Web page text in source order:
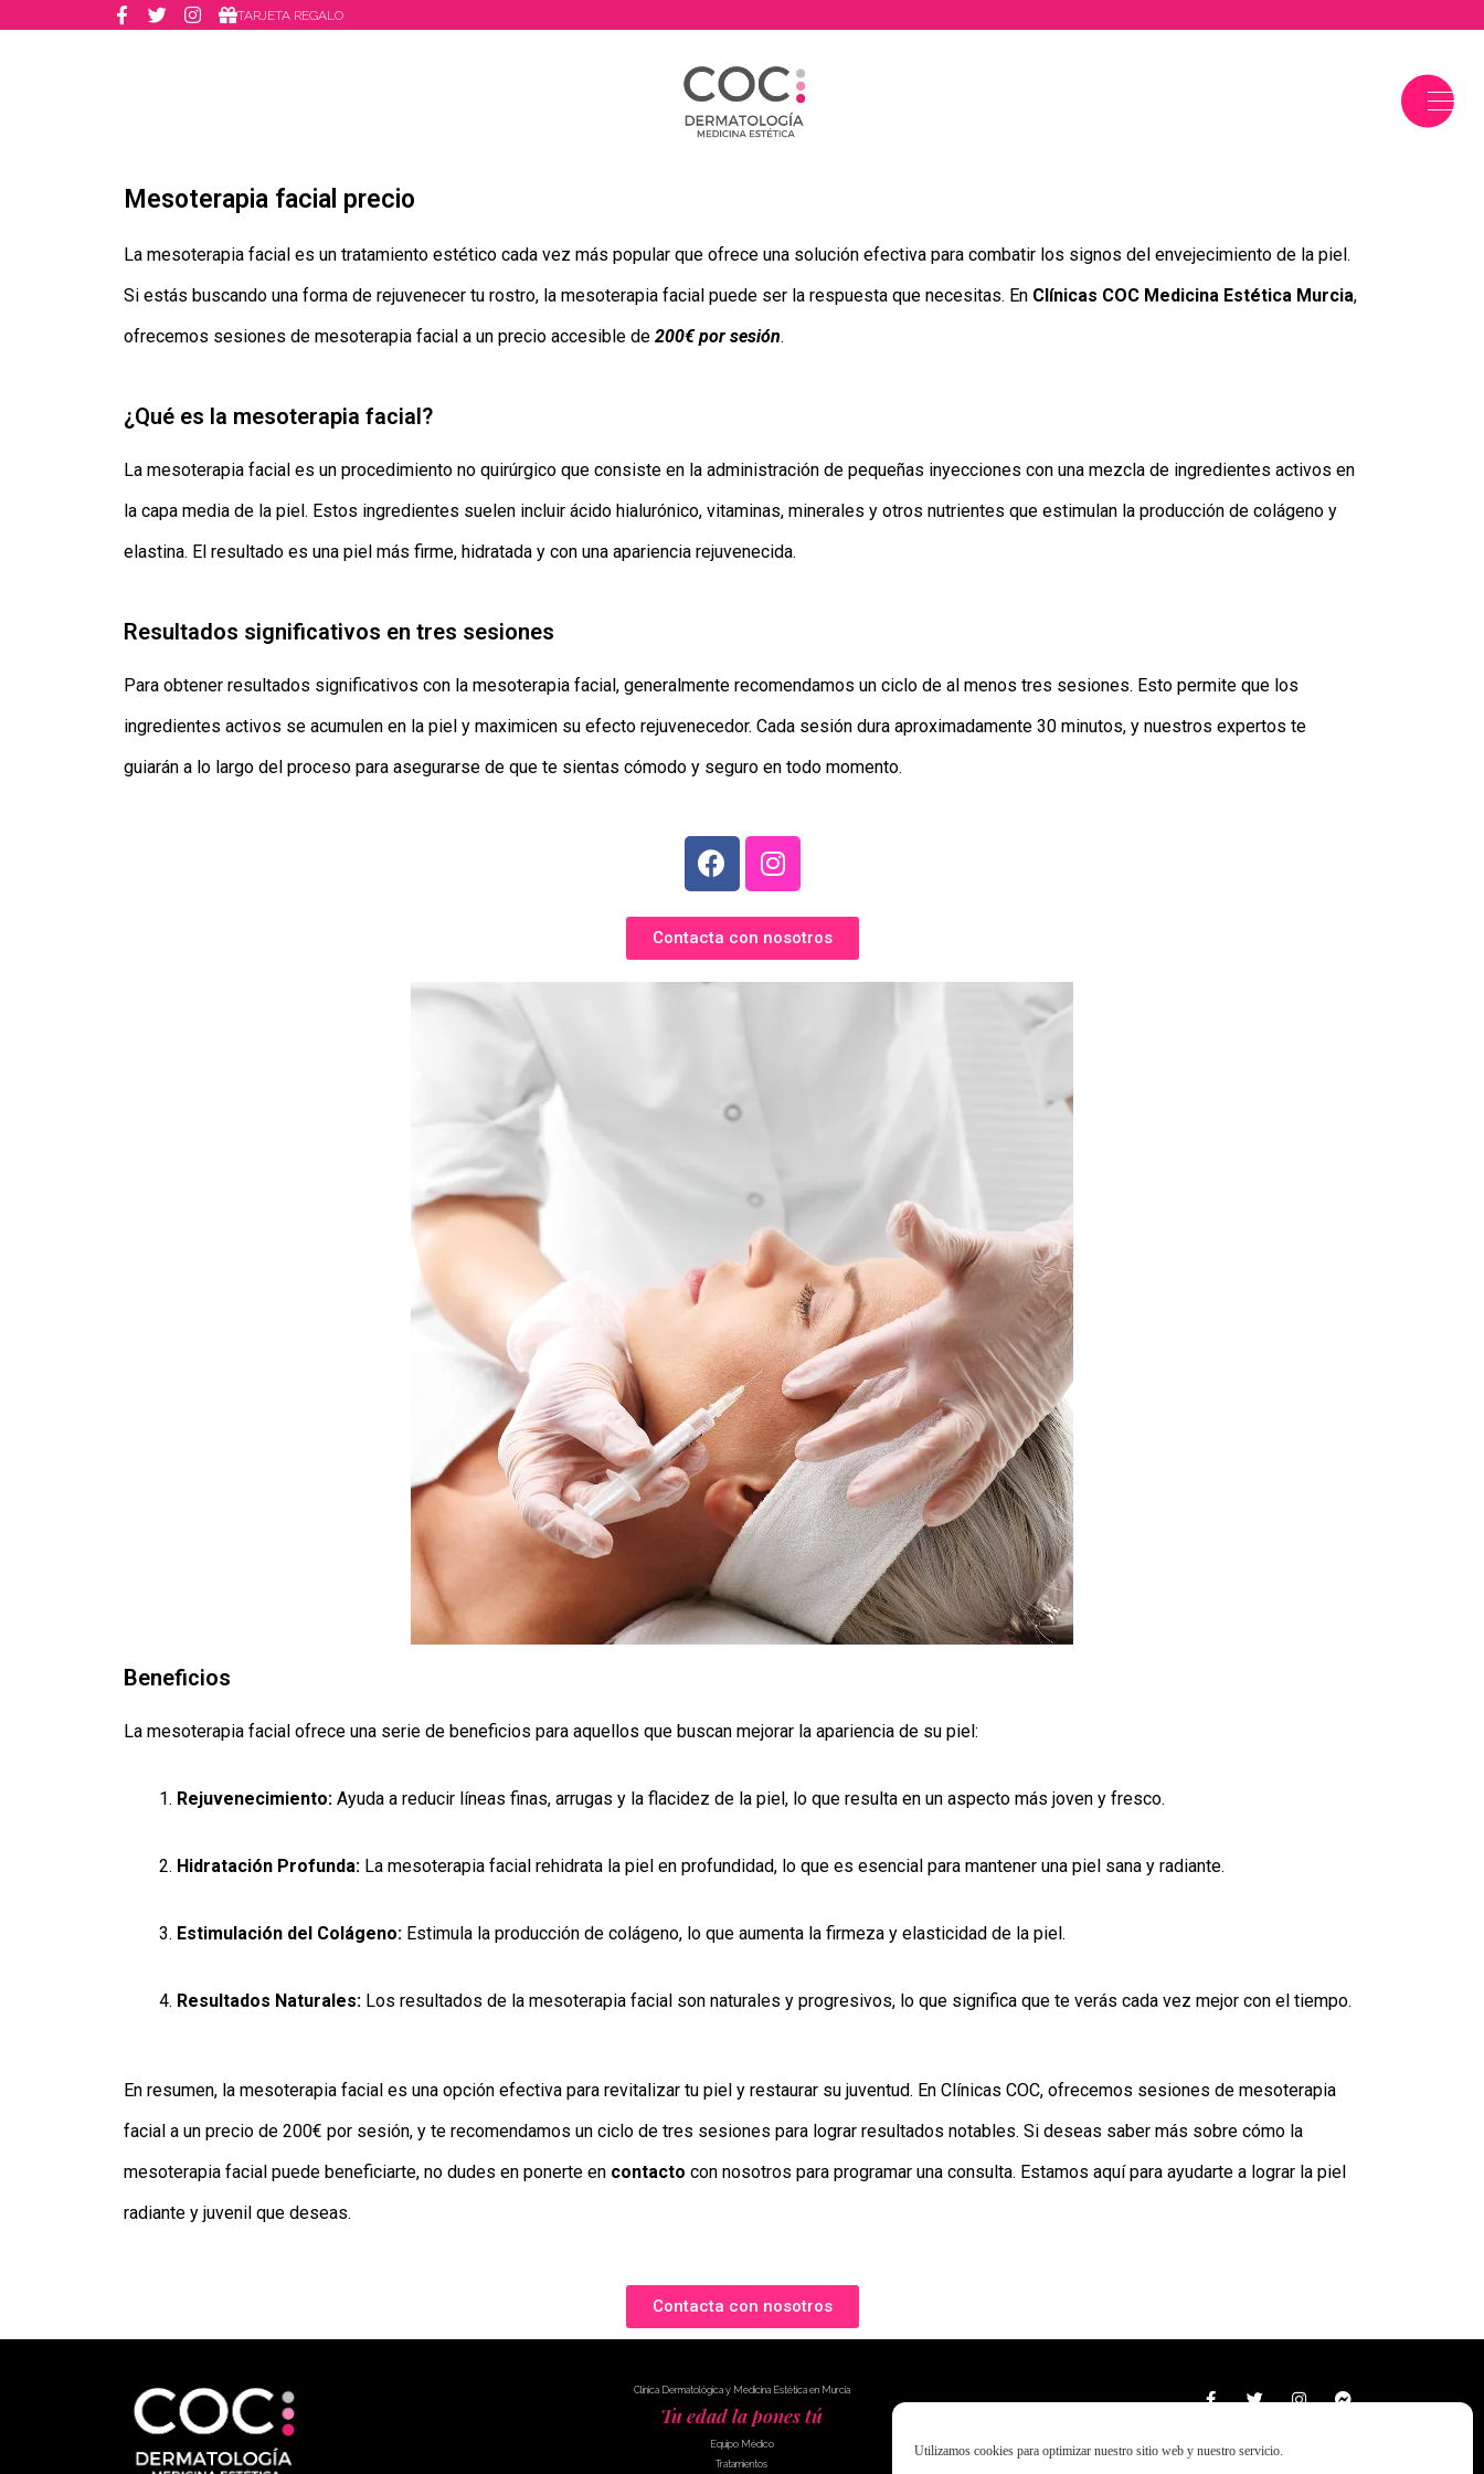
Utilizamos cookies para optimizar nuestro sitio web y nuestro servicio.
TARJETA REGALO
Mesoterapia facial precio
La mesoterapia facial es un tratamiento estético cada vez más popular que ofrece una solución efectiva para combatir los signos del envejecimiento de la piel.
Si estás buscando una forma de rejuvenecer tu rostro, la mesoterapia facial puede ser la respuesta que necesitas. En Clínicas COC Medicina Estética Murcia,
ofrecemos sesiones de mesoterapia facial a un precio accesible de 200€ por sesión.
¿Qué es la mesoterapia facial?
La mesoterapia facial es un procedimiento no quirúrgico que consiste en la administración de pequeñas inyecciones con una mezcla de ingredientes activos en
la capa media de la piel. Estos ingredientes suelen incluir ácido hialurónico, vitaminas, minerales y otros nutrientes que estimulan la producción de colágeno y
elastina. El resultado es una piel más firme, hidratada y con una apariencia rejuvenecida.
Resultados significativos en tres sesiones
Para obtener resultados significativos con la mesoterapia facial, generalmente recomendamos un ciclo de al menos tres sesiones. Esto permite que los
ingredientes activos se acumulen en la piel y maximicen su efecto rejuvenecedor. Cada sesión dura aproximadamente 30 minutos, y nuestros expertos te
guiarán a lo largo del proceso para asegurarse de que te sientas cómodo y seguro en todo momento.
Contacta con nosotros
Beneficios
La mesoterapia facial ofrece una serie de beneficios para aquellos que buscan mejorar la apariencia de su piel:
Rejuvenecimiento: Ayuda a reducir líneas finas, arrugas y la flacidez de la piel, lo que resulta en un aspecto más joven y fresco.
Hidratación Profunda: La mesoterapia facial rehidrata la piel en profundidad, lo que es esencial para mantener una piel sana y radiante.
Estimulación del Colágeno: Estimula la producción de colágeno, lo que aumenta la firmeza y elasticidad de la piel.
Resultados Naturales: Los resultados de la mesoterapia facial son naturales y progresivos, lo que significa que te verás cada vez mejor con el tiempo.
En resumen, la mesoterapia facial es una opción efectiva para revitalizar tu piel y restaurar su juventud. En Clínicas COC, ofrecemos sesiones de mesoterapia
facial a un precio de 200€ por sesión, y te recomendamos un ciclo de tres sesiones para lograr resultados notables. Si deseas saber más sobre cómo la
mesoterapia facial puede beneficiarte, no dudes en ponerte en contacto con nosotros para programar una consulta. Estamos aquí para ayudarte a lograr la piel
radiante y juvenil que deseas.
Contacta con nosotros
Clínica Dermatológica y Medicina Estética en Murcia
Tu edad la pones tú
Equipo Médico
Tratamientos